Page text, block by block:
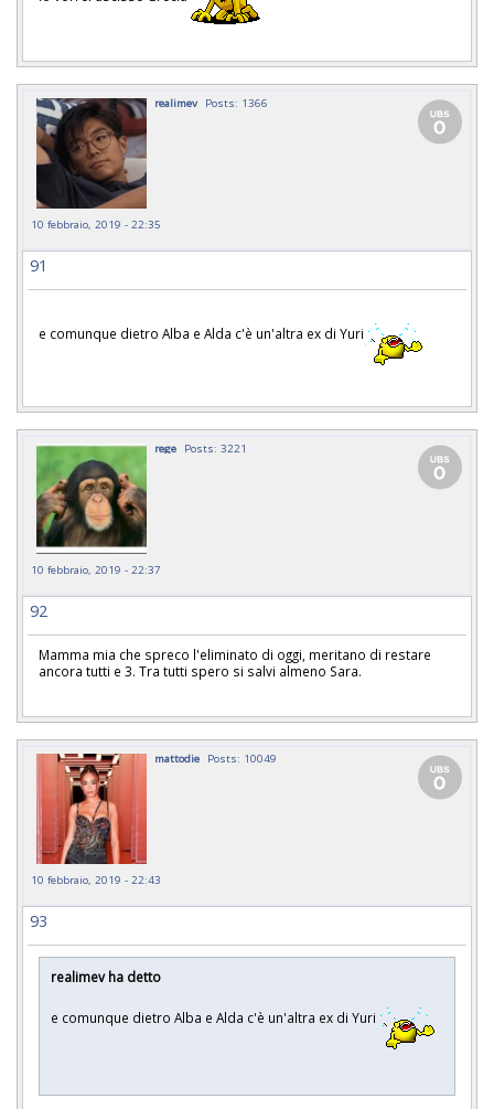
realimev Posts: 1366
10 febbraio, 2019 - 22:35
91
e comunque dietro Alba e Alda c'è un'altra ex di Yuri
rege Posts: 3221
10 febbraio, 2019 - 22:37
92
Mamma mia che spreco l'eliminato di oggi, meritano di restare
ancora tutti e 3. Tra tutti spero si salvi almeno Sara.
mattodie Posts: 10049
10 febbraio, 2019 - 22:43
93
realimev ha detto
e comunque dietro Alba e Alda c'è un'altra ex di Yuri